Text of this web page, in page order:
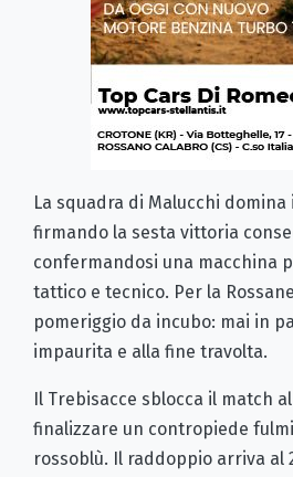
La squadra di Malucchi
firmando la sesta vittoria
confermandosi una macchina
tattico e tecnico. Per la
pomeriggio da incubo: mai in
impaurita e alla fine travolta.
Il Trebisacce sblocca il match al
finalizzare un contropiede
rossoblù. Il raddoppio arriva al